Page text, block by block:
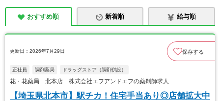
おすすめ順 新着順 給与順
更新日：2026年7月29日 保存する
正社員 調剤薬局 ドラッグストア（調剤併設）
花・花薬局 北本店 株式会社エフアンドエフの薬剤師求人
【埼玉県北本市】駅チカ！住宅手当あり◎店舗拡大中